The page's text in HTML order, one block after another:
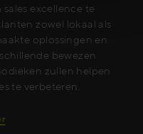
excellence te
zowel lokaal als
oplossingen en
bewezen
zullen helpen
te verbeteren.